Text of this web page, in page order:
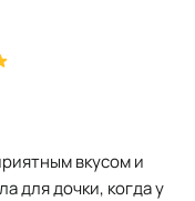
вкусом и
для дочки, когда у